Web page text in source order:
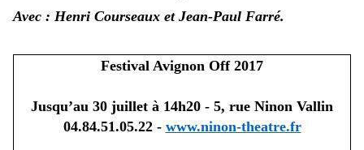
Avec : Henri Courseaux et Jean-Paul Farré.
Festival Avignon Off 2017
Jusqu’au 30 juillet à 14h20 - 5, rue Ninon Vallin
04.84.51.05.22 - www.ninon-theatre.fr